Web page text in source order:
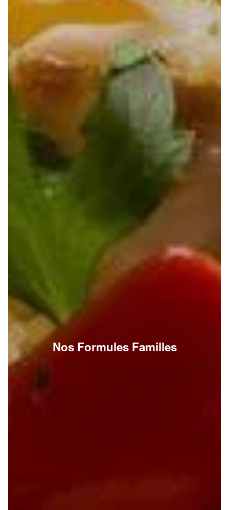
Nos Formules Familles